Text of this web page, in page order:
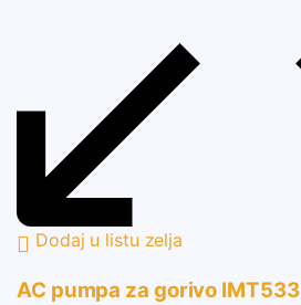
Dodaj u listu zelja
AC pumpa za gorivo IMT533